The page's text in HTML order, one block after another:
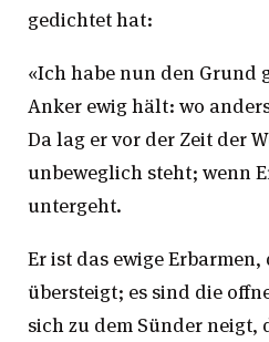
gedichtet hat:
«Ich habe nun den Grund
Anker ewig hält: wo
Da lag er vor der Zeit der
unbeweglich steht; wenn
untergeht.
Er ist das ewige
übersteigt; es sind die
sich zu dem Sünder neigt,